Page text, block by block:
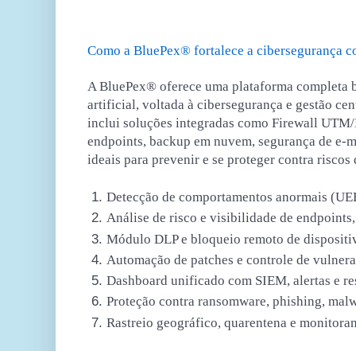
Como a BluePex® fortalece a cibersegurança
A BluePex® oferece uma plataforma completa
artificial, voltada à cibersegurança e gestão
inclui soluções integradas como Firewall
endpoints, backup em nuvem, segurança de e-
ideais para prevenir e se proteger contra riscos
Detecção de comportamentos anormais
Análise de risco e visibilidade de
Módulo DLP e bloqueio remoto de
Automação de patches e controle de
Dashboard unificado com SIEM, alertas e
Proteção contra ransomware, phishing,
Rastreio geográfico, quarentena e